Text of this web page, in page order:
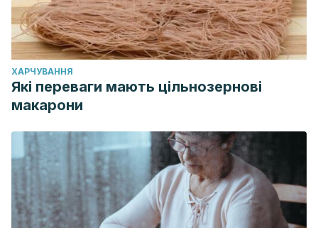
ХАРЧУВАННЯ
Які переваги мають цільнозернові
макарони